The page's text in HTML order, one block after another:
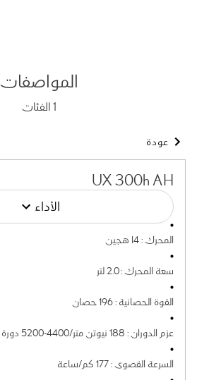
المواصفات
1 الفئات
عودة
UX 300h AH
الأداء
المحرك:I4 هجين
سعة المحرك:2.0 لتر
القوة الحصانية :196 حصان
عزم الدوران : 188 نيوتن متر/4400-5200 دورة في الدقيقة
السرعة القصوى:177 كم/ساعة